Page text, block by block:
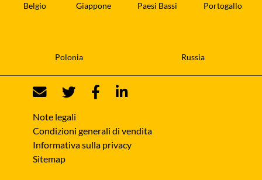
Belgio Giappone Paesi Bassi Portogallo
Polonia Russia
Note legali
Condizioni generali di vendita
Informativa sulla privacy
Sitemap